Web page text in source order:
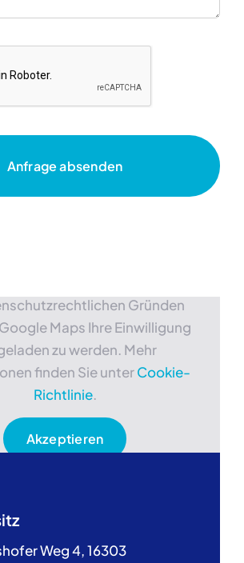
Anfrage absenden
Gründen
Maps Ihre Einwilligung
zu werden. Mehr
finden Sie unterCookie-
Richtlinie.
Akzeptieren
Weg 4, 16303